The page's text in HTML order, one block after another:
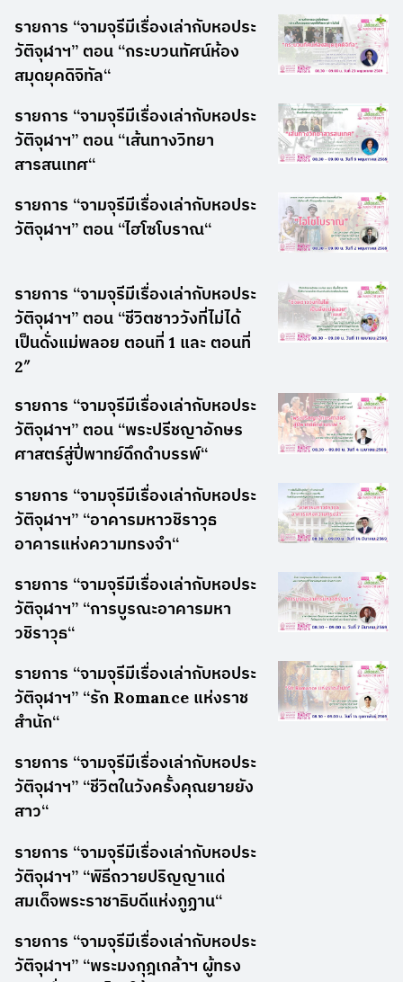
รายการ “จามจุรีมีเรื่องเล่ากับหอประ
วัติจุฬาฯ” ตอน “กระบวนทัศน์ห้อง
สมุดยุคดิจิทัล“
รายการ “จามจุรีมีเรื่องเล่ากับหอประ
วัติจุฬาฯ” ตอน “เส้นทางวิทยา
สารสนเทศ“
รายการ “จามจุรีมีเรื่องเล่ากับหอประ
วัติจุฬาฯ” ตอน “ไฮโซโบราณ“
รายการ “จามจุรีมีเรื่องเล่ากับหอประ
วัติจุฬาฯ” ตอน “ชีวิตชาววังที่ไม่ได้
เป็นดั่งแม่พลอย ตอนที่ 1 และ ตอนที่
2″
รายการ “จามจุรีมีเรื่องเล่ากับหอประ
วัติจุฬาฯ” ตอน “พระปรีชญาอักษร
ศาสตร์สู่ปี่พาทย์ดึกดำบรรพ์“
รายการ “จามจุรีมีเรื่องเล่ากับหอประ
วัติจุฬาฯ” “อาคารมหาวชิราวุธ
อาคารแห่งความทรงจำ“
รายการ “จามจุรีมีเรื่องเล่ากับหอประ
วัติจุฬาฯ” “การบูรณะอาคารมหา
วชิราวุธ“
รายการ “จามจุรีมีเรื่องเล่ากับหอประ
วัติจุฬาฯ” “รัก Romance แห่งราช
สำนัก“
รายการ “จามจุรีมีเรื่องเล่ากับหอประ
วัติจุฬาฯ” “ชีวิตในวังครั้งคุณยายยัง
สาว“
รายการ “จามจุรีมีเรื่องเล่ากับหอประ
วัติจุฬาฯ” “พิธีถวายปริญญาแด่
สมเด็จพระราชาธิบดีแห่งภูฏาน“
รายการ “จามจุรีมีเรื่องเล่ากับหอประ
วัติจุฬาฯ” “พระมงกุฎเกล้าฯ ผู้ทรง